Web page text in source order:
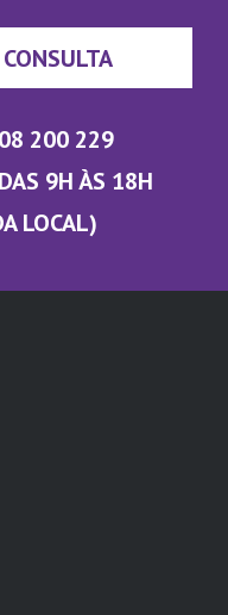
200 229
9H ÀS 18H
LOCAL)